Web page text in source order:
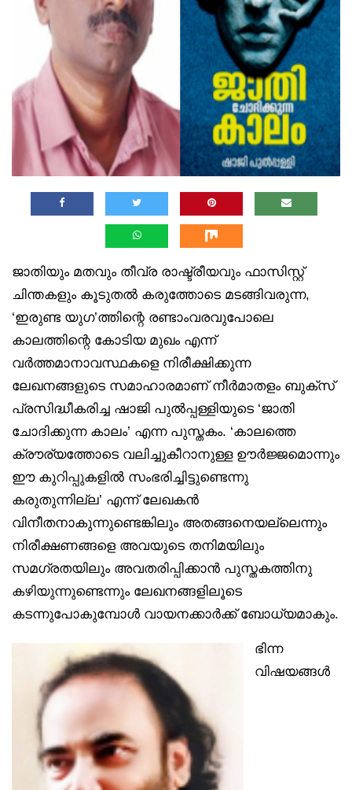
ജാതിയും മതവും തീവ്ര രാഷ്ട്രീയവും ഫാസിസ്റ്റ്
ചിന്തകളും കൂടുതല്‍ കരുത്തോടെ മടങ്ങിവരുന്ന,
‘ഇരുണ്ട യുഗ’ത്തിന്റെ രണ്ടാംവരവുപോലെ
കാലത്തിന്റെ കോടിയ മുഖം എന്ന്
വര്‍ത്തമാനാവസ്ഥകളെ നിരീക്ഷിക്കുന്ന
ലേഖനങ്ങളുടെ സമാഹാരമാണ് നീർമാതളം ബുക്‌സ്
പ്രസിദ്ധീകരിച്ച ഷാജി പുല്‍പ്പള്ളിയുടെ ‘ജാതി
ചോദിക്കുന്ന കാലം’ എന്ന പുസ്തകം. ‘കാലത്തെ
ക്രൗര്യത്തോടെ വലിച്ചുകീറാനുള്ള ഊര്‍ജ്ജമൊന്നും
ഈ കുറിപ്പുകളില്‍ സംഭരിച്ചിട്ടുണ്ടെന്നു
കരുതുന്നില്ല’ എന്ന് ലേഖകന്‍
വിനീതനാകുന്നുണ്ടെങ്കിലും അതങ്ങനെയല്ലെന്നും
നിരീക്ഷണങ്ങളെ അവയുടെ തനിമയിലും
സമഗ്രതയിലും അവതരിപ്പിക്കാന്‍ പുസ്തകത്തിനു
കഴിയുന്നുണ്ടെന്നും ലേഖനങ്ങളിലൂടെ
കടന്നുപോകുമ്പോള്‍ വായനക്കാര്‍ക്ക് ബോധ്യമാകും.
ഭിന്ന
വിഷയങ്ങള്‍